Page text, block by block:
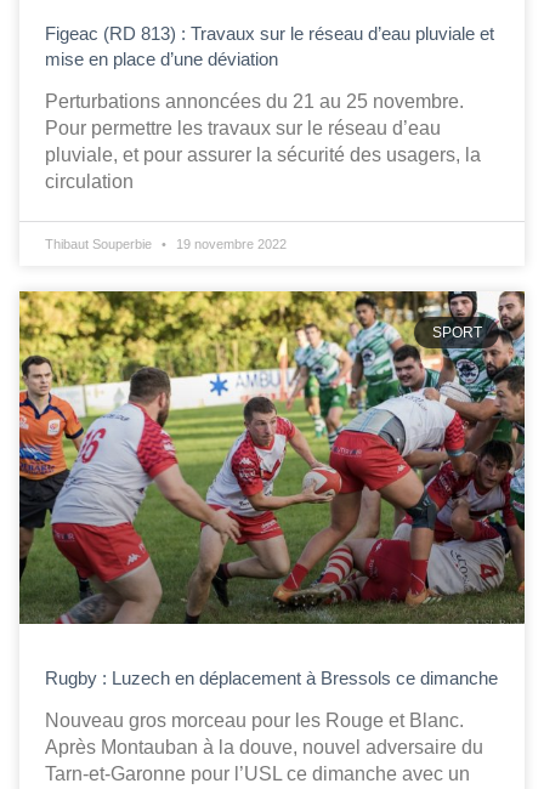
Figeac (RD 813) : Travaux sur le réseau d’eau pluviale et
mise en place d’une déviation
Perturbations annoncées du 21 au 25 novembre.
Pour permettre les travaux sur le réseau d’eau
pluviale, et pour assurer la sécurité des usagers, la
circulation
Thibaut Souperbie 19 novembre 2022
SPORT
Rugby : Luzech en déplacement à Bressols ce dimanche
Nouveau gros morceau pour les Rouge et Blanc.
Après Montauban à la douve, nouvel adversaire du
Tarn-et-Garonne pour l’USL ce dimanche avec un